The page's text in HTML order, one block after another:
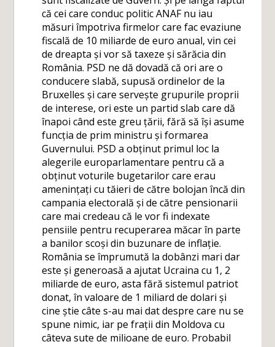
că cei care conduc politic ANAF nu iau
măsuri împotriva firmelor care fac evaziune
fiscală de 10 miliarde de euro anual, vin cei
de dreapta și vor să taxeze și sărăcia din
România. PSD ne dă dovadă că ori are o
conducere slabă, supusă ordinelor de la
Bruxelles și care servește grupurile proprii
de interese, ori este un partid slab care dă
înapoi când este greu țării, fără să își asume
funcția de prim ministru și formarea
Guvernului. PSD a obținut primul loc la
alegerile europarlamentare pentru că a
obținut voturile bugetarilor care erau
amenințați cu tăieri de către bolojan încă din
campania electorală și de către pensionarii
care mai credeau că le vor fi indexate
pensiile pentru recuperarea măcar în parte
a banilor scoși din buzunare de inflație.
România se împrumută la dobânzi mari dar
este și generoasă a ajutat Ucraina cu 1, 2
miliarde de euro, asta fără sistemul patriot
donat, în valoare de 1 miliard de dolari și
cine știe câte s-au mai dat despre care nu se
spune nimic, iar pe frații din Moldova cu
câteva sute de milioane de euro. Probabil